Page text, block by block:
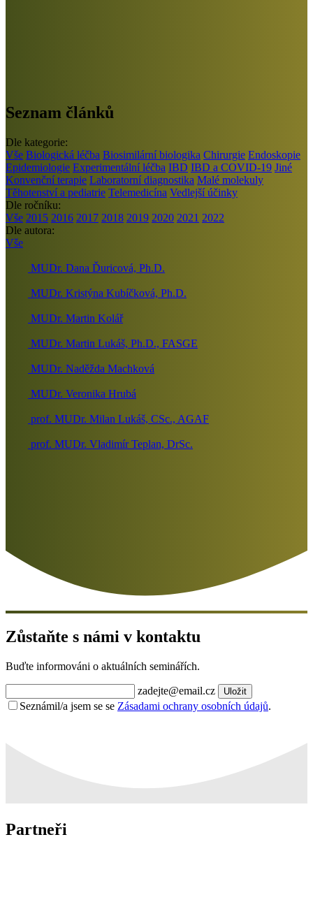
Seznam článků
Dle kategorie:
Vše Biologická léčba Biosimilární biologika Chirurgie Endoskopie
Epidemiologie Experimentální léčba IBD IBD a COVID-19 Jiné
Konvenční terapie Laboratorní diagnostika Malé molekuly
Těhotenství a pediatrie Telemedicína Vedlejší účinky
Dle ročníku:
Vše 2015 2016 2017 2018 2019 2020 2021 2022
Dle autora:
Vše
MUDr. Dana Ďuricová, Ph.D.
MUDr. Kristýna Kubíčková, Ph.D.
MUDr. Martin Kolář
MUDr. Martin Lukáš, Ph.D., FASGE
MUDr. Naděžda Machková
MUDr. Veronika Hrubá
prof. MUDr. Milan Lukáš, CSc., AGAF
prof. MUDr. Vladimír Teplan, DrSc.
Zůstaňte s námi v kontaktu
Buďte informováni o aktuálních seminářích.
zadejte@email.cz Uložit
Seznámil/a jsem se se Zásadami ochrany osobních údajů.
Partneři